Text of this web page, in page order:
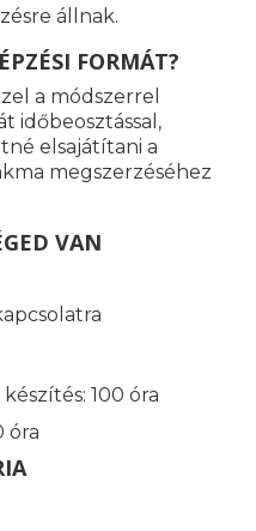
állnak.
FORMÁT?
a módszerrel
időbeosztással,
elsajátítani a
megszerzéséhez
VAN
100 óra
óra